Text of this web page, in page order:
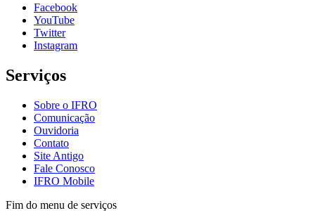
Facebook
YouTube
Twitter
Instagram
Serviços
Sobre o IFRO
Comunicação
Ouvidoria
Contato
Site Antigo
Fale Conosco
IFRO Mobile
Fim do menu de serviços